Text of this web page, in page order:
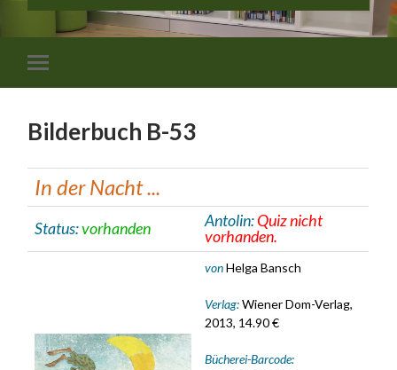
Mobile-
Menü
Bilderbuch B-53
In der Nacht ...
Status:vorhanden Antolin:Quiz nicht
vorhanden.
vonHelga Bansch
Verlag:Wiener Dom-Verlag,
2013, 14.90 €
Bücherei-Barcode: